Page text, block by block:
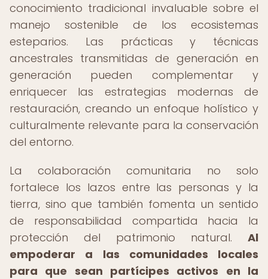
conocimiento tradicional invaluable sobre el
manejo sostenible de los ecosistemas
esteparios. Las prácticas y técnicas
ancestrales transmitidas de generación en
generación pueden complementar y
enriquecer las estrategias modernas de
restauración, creando un enfoque holístico y
culturalmente relevante para la conservación
del entorno.
La colaboración comunitaria no solo
fortalece los lazos entre las personas y la
tierra, sino que también fomenta un sentido
de responsabilidad compartida hacia la
protección del patrimonio natural. Al
empoderar a las comunidades locales
para que sean partícipes activos en la